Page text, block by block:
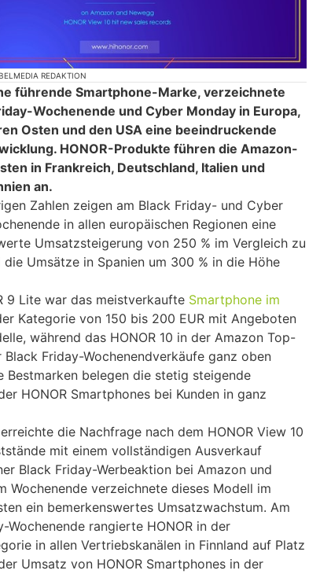
BELMEDIA REDAKTION
führende Smartphone-Marke, verzeichnete
Wochenende und Cyber Monday in Europa,
Osten und den USA eine beeindruckende
HONOR-Produkte führen die Amazon-
in Frankreich, Deutschland, Italien und
an.
Zahlen zeigen am Black Friday- und Cyber
in allen europäischen Regionen eine
Umsatzsteigerung von 250 % im Vergleich zu
die Umsätze in Spanien um 300 % in die Höhe
9 Lite war das meistverkaufte Smartphone im
Kategorie von 150 bis 200 EUR mit Angeboten
während das HONOR 10 in der Amazon Top-
Black Friday-Wochenendverkäufe ganz oben
Bestmarken belegen die stetig steigende
HONOR Smartphones bei Kunden in ganz
die Nachfrage nach dem HONOR View 10
mit einem vollständigen Ausverkauf
Black Friday-Werbeaktion bei Amazon und
Wochenende verzeichnete dieses Modell im
ein bemerkenswertes Umsatzwachstum. Am
Wochenende rangierte HONOR in der
in allen Vertriebskanälen in Finnland auf Platz
Umsatz von HONOR Smartphones in der